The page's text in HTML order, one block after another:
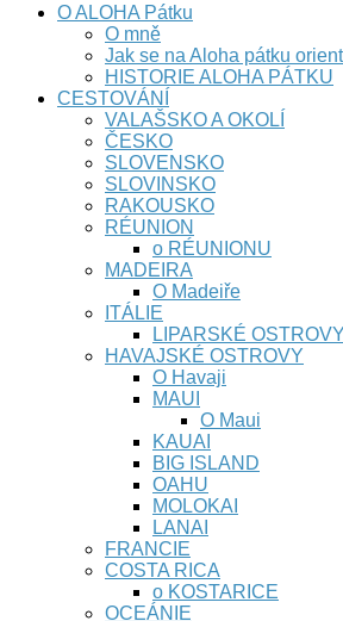
O ALOHA Pátku
O mně
Jak se na Aloha pátku
HISTORIE ALOHA PÁTKU
CESTOVÁNÍ
VALAŠSKO A OKOLÍ
ČESKO
SLOVENSKO
SLOVINSKO
RAKOUSKO
RÉUNION
o RÉUNIONU
MADEIRA
O Madeiře
ITÁLIE
LIPARSKÉ OSTROVY
HAVAJSKÉ OSTROVY
O Havaji
MAUI
O Maui
KAUAI
BIG ISLAND
OAHU
MOLOKAI
LANAI
FRANCIE
COSTA RICA
o KOSTARICE
OCEÁNIE